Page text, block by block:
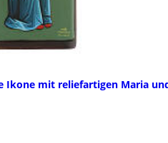
Ikone mit reliefartigen Maria